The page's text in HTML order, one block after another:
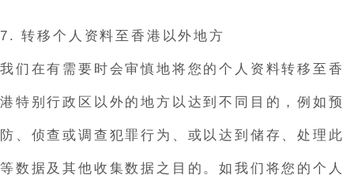
7. 转移个人资料至香港以外地方
我们在有需要时会审慎地将您的个人资料转移至香
港特别行政区以外的地方以达到不同目的，例如预
防、侦查或调查犯罪行为、或以达到储存、处理此
等数据及其他收集数据之目的。如我们将您的个人